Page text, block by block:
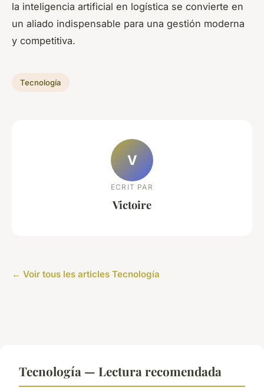
la inteligencia artificial en logística se convierte en
un aliado indispensable para una gestión moderna
y competitiva.
Tecnología
V
ECRIT PAR
Victoire
← Voir tous les articles Tecnología
Tecnología — Lectura recomendada